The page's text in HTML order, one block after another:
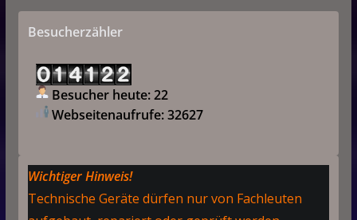
Besucherzähler
Besucher heute: 22
Webseitenaufrufe: 32627
Wichtiger Hinweis!
Technische Geräte dürfen nur von Fachleuten